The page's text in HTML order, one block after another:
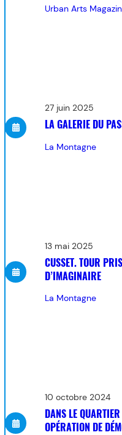
Urban Arts
27 juin 2025
LA GALERIE DU
La Montagne
13 mai 2025
CUSSET. TOUR
D’IMAGINAIRE
La Montagne
10 octobre 2024
DANS LE
OPÉRATION DE